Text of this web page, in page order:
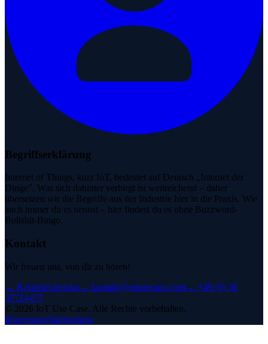
Begriffserklärung
Internet of Things, kurz IoT, bedeutet auf Deutsch „Internet der
Dinge". Was sich dahinter verbirgt ist weitreichend – daher
übersetzen wir die Begriffe aus der Industrie hier in die Praxis. Wie
auch immer du es nennst – hier findest du es ohne Buzzword-
Bullshit-Bingo.
Kontakt
Wir freuen uns, von dir zu hören!
→ Kontaktformular→ kontakt@iotusecase.com→ +49 (0) 30
57714477
© 2026 IoT Use Case. Alle Rechte vorbehalten.
ImpressumDatenschutz